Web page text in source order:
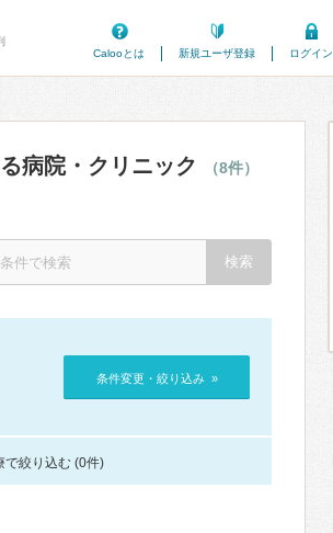
Calooとは
新規ユーザ登録 ログイン
病院・クリニック （8件）
条件変更・絞り込み »
で絞り込む (0件)